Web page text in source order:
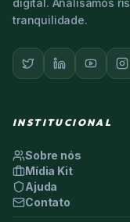
digital. Analisamos
tranquilidade.
INSTITUCIONAL
Sobre nós
Mídia Kit
Ajuda
Contato